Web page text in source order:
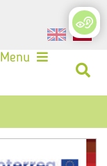
Login
Menu